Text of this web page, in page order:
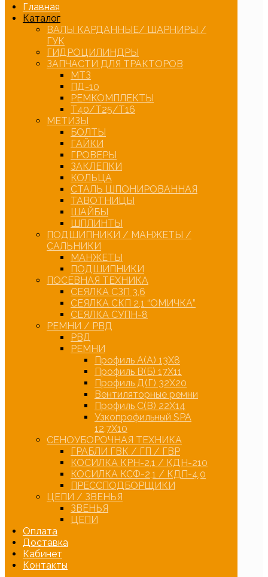
Главная
Каталог
ВАЛЫ КАРДАННЫЕ/ ШАРНИРЫ /
ГУК
ГИДРОЦИЛИНДРЫ
ЗАПЧАСТИ ДЛЯ ТРАКТОРОВ
МТЗ
ПД-10
РЕМКОМПЛЕКТЫ
Т40/Т25/Т16
МЕТИЗЫ
БОЛТЫ
ГАЙКИ
ГРОВЕРЫ
ЗАКЛЕПКИ
КОЛЬЦА
СТАЛЬ ШПОНИРОВАННАЯ
ТАВОТНИЦЫ
ШАЙБЫ
ШПЛИНТЫ
ПОДШИПНИКИ / МАНЖЕТЫ /
САЛЬНИКИ
МАНЖЕТЫ
ПОДШИПНИКИ
ПОСЕВНАЯ ТЕХНИКА
СЕЯЛКА СЗП 3,6
СЕЯЛКА СКП 2,1 “ОМИЧКА”
СЕЯЛКА СУПН-8
РЕМНИ / РВД
РВД
РЕМНИ
Профиль А(А) 13Х8
Профиль В(Б) 17Х11
Профиль Д(Г) 32Х20
Вентиляторные ремни
Профиль С(В) 22Х14
Узкопрофильный SPA
12,7Х10
СЕНОУБОРОЧНАЯ ТЕХНИКА
ГРАБЛИ ГВК / ГП / ГВР
КОСИЛКА КРН-2,1 / КДН-210
КОСИЛКА КСФ-2,1 / КДП-4,0
ПРЕССПОДБОРЩИКИ
ЦЕПИ / ЗВЕНЬЯ
ЗВЕНЬЯ
ЦЕПИ
Оплата
Доставка
Кабинет
Контакты